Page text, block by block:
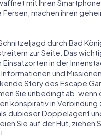
mit Ihren
Fersen, machen ihren
durch Bad
zur Seite. Das
in der
und
Story des Escape
Sie unbedingt ab,
konspirativ in
dubioser Doppelagent
Sie auf der Hut, ziehen